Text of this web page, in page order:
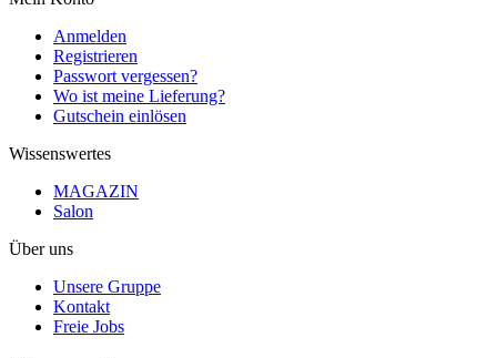
Anmelden
Registrieren
Passwort vergessen?
Wo ist meine Lieferung?
Gutschein einlösen
Wissenswertes
MAGAZIN
Salon
Über uns
Unsere Gruppe
Kontakt
Freie Jobs